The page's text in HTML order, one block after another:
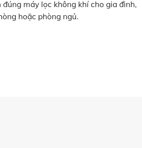
đúng máy lọc không khí cho gia đình,
hoặc phòng ngủ.